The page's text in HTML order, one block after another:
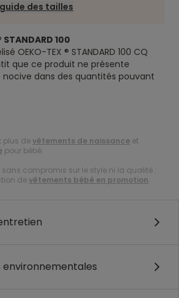
guide des tailles
STANDARD 100
OEKO-TEX ® STANDARD 100 CQ
que ce produit ne présente
dans des quantités pouvant
plus devêtements de naissance et
pour bébé.
sans compromis sur le style ni la qualité :
devêtements bébé en promotion.